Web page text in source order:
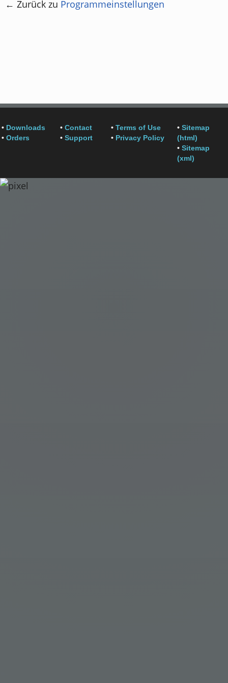
← Zurück zu Programmeinstellungen
• Downloads
• Orders
• Contact
• Support
• Terms of Use
• Privacy Policy
• Sitemap
(html)
• Sitemap
(xml)